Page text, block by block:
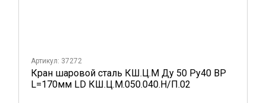
Артикул: 37272
Кран шаровой сталь КШ.Ц.М Ду 50 Ру40 ВР
L=170мм LD КШ.Ц.М.050.040.Н/П.02